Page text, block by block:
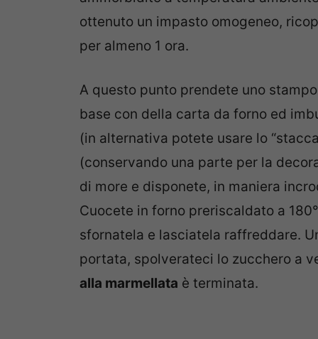
ottenuto un impasto omogeneo,
per almeno 1 ora.
A questo punto prendete uno
base con della carta da forno ed
(in alternativa potete usare lo
(conservando una parte per la
di more e disponete, in maniera
Cuocete in forno preriscaldato a
sfornatela e lasciatela raffreddare.
portata, spolverateci lo zucchero a
alla marmellata è terminata.